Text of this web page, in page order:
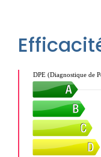
DPE (Diagnostique de